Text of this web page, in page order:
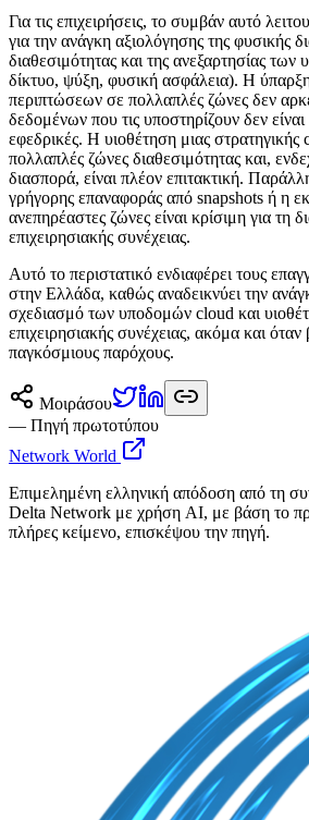
Για τις επιχειρήσεις, το συμβάν αυτό
για την ανάγκη αξιολόγησης της φυσικής
διαθεσιμότητας και της ανεξαρτησίας
δίκτυο, ψύξη, φυσική ασφάλεια). Η
περιπτώσεων σε πολλαπλές ζώνες δεν
δεδομένων που τις υποστηρίζουν δεν είναι
εφεδρικές. Η υιοθέτηση μιας στρατηγικής
πολλαπλές ζώνες διαθεσιμότητας και,
διασπορά, είναι πλέον επιτακτική.
γρήγορης επαναφοράς από snapshots ή η
ανεπηρέαστες ζώνες είναι κρίσιμη για τη
επιχειρησιακής συνέχειας.
Αυτό το περιστατικό ενδιαφέρει τους
στην Ελλάδα, καθώς αναδεικνύει την
σχεδιασμό των υποδομών cloud και
επιχειρησιακής συνέχειας, ακόμα και όταν
παγκόσμιους παρόχους.
Μοιράσου
— Πηγή πρωτοτύπου
Network World
Επιμελημένη ελληνική απόδοση από τη
Delta Network με χρήση AI, με βάση το
πλήρες κείμενο, επισκέψου την πηγή.